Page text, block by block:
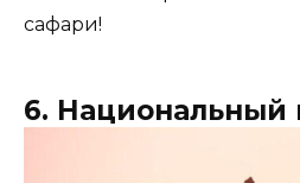
сафари!
6. Национальный